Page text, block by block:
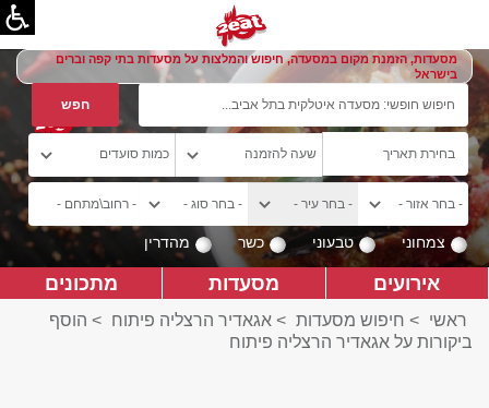
מסעדות, הזמנת מקום במסעדה, חיפוש והמלצות על מסעדות בתי קפה וברים
בישראל
צמחוני טבעוני כשר מהדרין
אירועים מסעדות מתכונים
ראשי > חיפוש מסעדות > אגאדיר הרצליה פיתוח > הוסף
ביקורות על אגאדיר הרצליה פיתוח